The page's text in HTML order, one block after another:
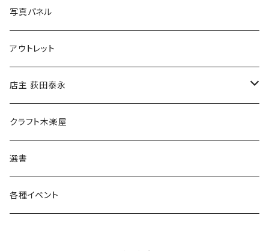
ブックカバー
マグカップ
傘
食料品
その他
冒険クロストーク
写真パネル
アウトレット
店主 荻田泰永
書籍
ウェア
クラフト木楽屋
選書
各種イベント